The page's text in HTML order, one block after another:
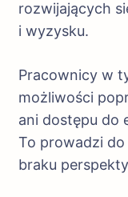
rozwijających
i wyzysku.
Pracownicy w
możliwości
ani dostępu do
To prowadzi
braku